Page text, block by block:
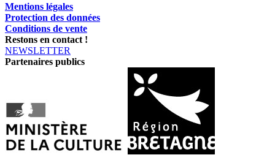
Mentions légales
Protection des données
Conditions de vente
Restons en contact !
NEWSLETTER
Partenaires publics